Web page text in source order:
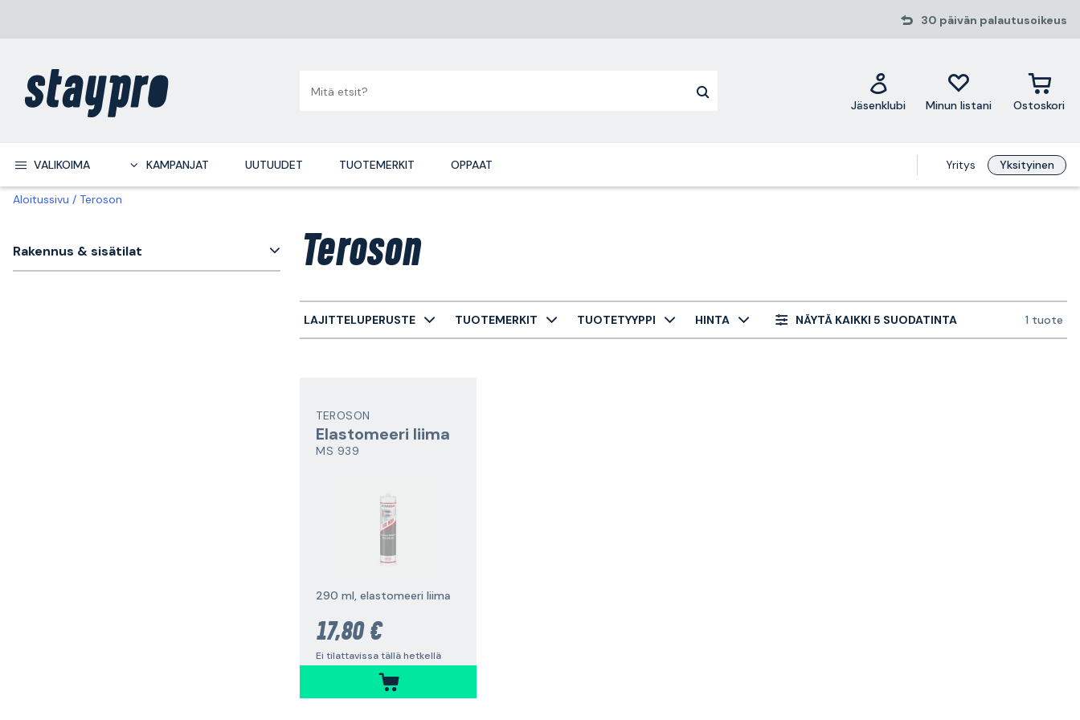
30 päivän palautusoikeus
Jäsenklubi Minun listani Ostoskori
VALIKOIMA KAMPANJAT UUTUUDET TUOTEMERKIT OPPAAT Yritys Yksityinen
Aloitussivu Teroson
Rakennus & sisätilat Teroson
LAJITTELUPERUSTE TUOTEMERKIT TUOTETYYPPI HINTA NÄYTÄ KAIKKI 5 SUODATINTA 1 tuote
TEROSON
Elastomeeri liima
MS 939
290 ml, elastomeeri liima
17,80 €
Ei tilattavissa tällä hetkellä